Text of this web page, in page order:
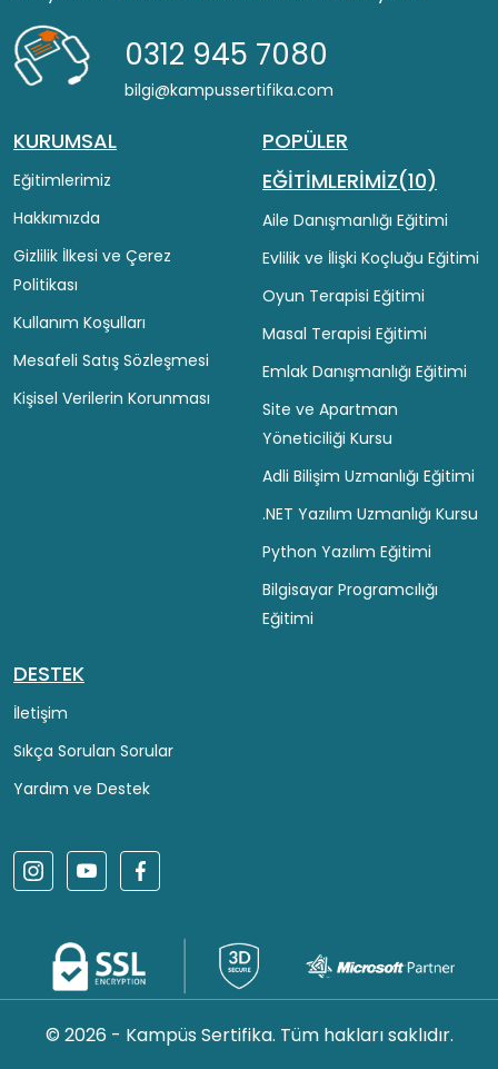
0312 945 7080
bilgi@kampussertifika.com
KURUMSAL
Eğitimlerimiz
Hakkımızda
Gizlilik İlkesi ve Çerez
Politikası
Kullanım Koşulları
Mesafeli Satış Sözleşmesi
Kişisel Verilerin Korunması
POPÜLER
EĞİTİMLERİMİZ(10)
Aile Danışmanlığı Eğitimi
Evlilik ve İlişki Koçluğu Eğitimi
Oyun Terapisi Eğitimi
Masal Terapisi Eğitimi
Emlak Danışmanlığı Eğitimi
Site ve Apartman
Yöneticiliği Kursu
Adli Bilişim Uzmanlığı Eğitimi
.NET Yazılım Uzmanlığı Kursu
Python Yazılım Eğitimi
Bilgisayar Programcılığı
Eğitimi
DESTEK
İletişim
Sıkça Sorulan Sorular
Yardım ve Destek
© 2026 - Kampüs Sertifika. Tüm hakları saklıdır.